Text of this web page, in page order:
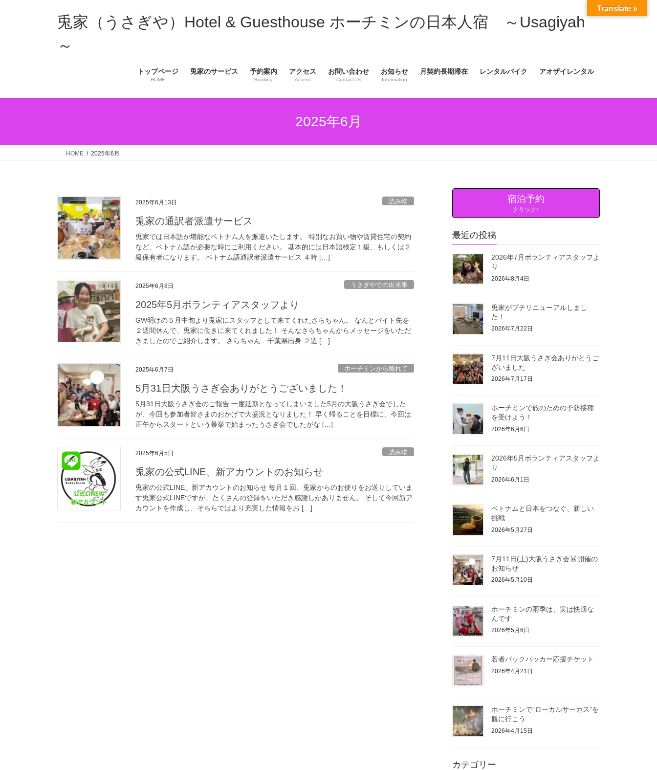
ッ
移
兎家（うさぎや）Hotel & Guesthouse ホーチミンの日本人宿 ～Usagiyah
～
トップページ
HOME
兎家のサービス 予約案内
Booking
アクセス
Access
お問い合わせ
Contact Us
お知らせ
Information
月契約長期滞在 レンタルバイク アオザイレンタル
2025年6月
HOME 2025年6月
2025年6月13日 読み物
兎家の通訳者派遣サービス
兎家では日本語が堪能なベトナム人を派遣いたします。 特別なお買い物や賃貸住宅の契約
など、ベトナム語が必要な時にご利用ください。 基本的には日本語検定１級、もしくは２
級保有者になります。 ベトナム語通訳者派遣サービス ４時 […]
2025年6月8日 うさぎやでの出来事
2025年5月ボランティアスタッフより
GW明けの５月中旬より兎家にスタッフとして来てくれたさらちゃん。 なんとバイト先を
２週間休んで、兎家に働きに来てくれました！ そんなさらちゃんからメッセージをいただ
きましたのでご紹介します。 さらちゃん 千葉県出身 ２週 […]
2025年6月7日 ホーチミンから離れて
5月31日大阪うさぎ会ありがとうございました！
5月31日大阪うさぎ会のご報告 一度延期となってしまいました5月の大阪うさぎ会でした
が、今回も参加者皆さまのおかげで大盛況となりました！ 早く帰ることを目標に、今回は
正午からスタートという暴挙で始まったうさぎ会でしたがな […]
2025年6月5日 読み物
兎家の公式LINE、新アカウントのお知らせ
兎家の公式LINE、新アカウントのお知らせ 毎月１回、兎家からのお便りをお送りしていま
す兎家公式LINEですが、たくさんの登録をいただき感謝しかありません。 そして今回新ア
カウントを作成し、そちらではより充実した情報をお […]
宿泊予約
クリック↑
最近の投稿
2026年7月ボランティアスタッフよ
り
2026年8月4日
兎家がプチリニューアルしまし
た！
2026年7月22日
7月11日大阪うさぎ会ありがとうご
ざいました
2026年7月17日
ホーチミンで旅のための予防接種
を受けよう！
2026年6月6日
2026年5月ボランティアスタッフよ
り
2026年6月1日
ベトナムと日本をつなぐ、新しい
挑戦
2026年5月27日
7月11日(土)大阪うさぎ会
開催の
お知らせ
2026年5月10日
ホーチミンの雨季は、実は快適な
んです
2026年5月6日
若者バックパッカー応援チケット
2026年4月21日
ホーチミンで“ローカルサーカス”を
観に行こう
2026年4月15日
カテゴリー
Translate »